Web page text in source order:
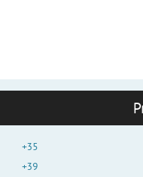
+35
+39